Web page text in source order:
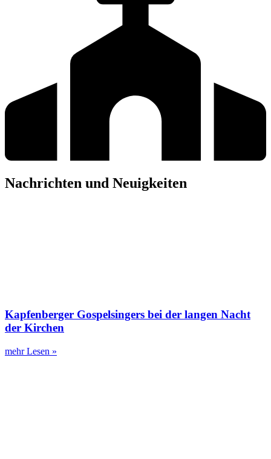
Nachrichten und Neuigkeiten
Kapfenberger Gospelsingers bei der langen Nacht
der Kirchen
mehr Lesen »